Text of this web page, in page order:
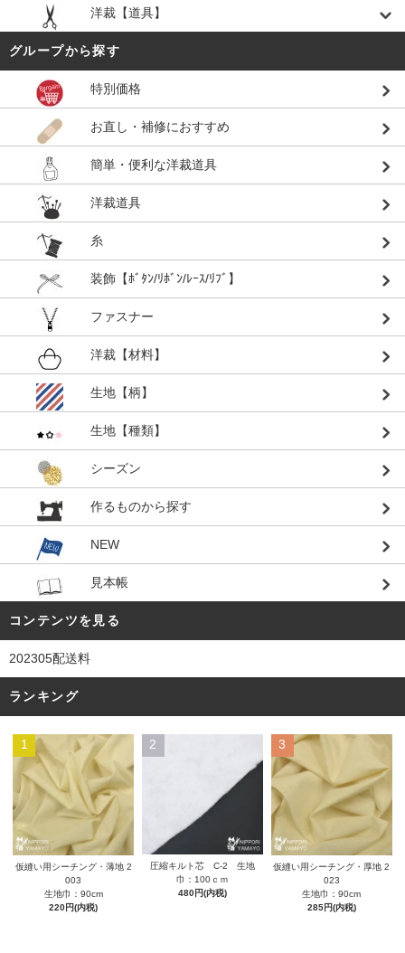
洋裁【道具】
グループから探す
特別価格
お直し・補修におすすめ
簡単・便利な洋裁道具
洋裁道具
糸
装飾【ﾎﾞﾀﾝ/ﾘﾎﾞﾝ/ﾚｰｽ/ﾘﾌﾞ】
ファスナー
洋裁【材料】
生地【柄】
生地【種類】
シーズン
作るものから探す
NEW
見本帳
コンテンツを見る
202305配送料
ランキング
1
仮縫い用シーチング・薄地 2
003
生地巾：90cm
220円(内税)
2
圧縮キルト芯 C-2 生地
巾：100ｃｍ
480円(内税)
3
仮縫い用シーチング・厚地 2
023
生地巾：90cm
285円(内税)